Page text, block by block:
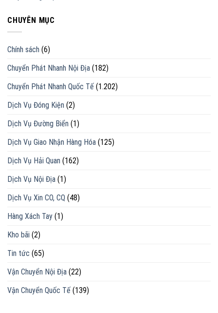
CHUYÊN MỤC
Chính sách (6)
Chuyển Phát Nhanh Nội Địa (182)
Chuyển Phát Nhanh Quốc Tế (1.202)
Dịch Vụ Đóng Kiện (2)
Dịch Vụ Đường Biển (1)
Dịch Vụ Giao Nhận Hàng Hóa (125)
Dịch Vụ Hải Quan (162)
Dịch Vụ Nội Địa (1)
Dịch Vụ Xin CO, CQ (48)
Hàng Xách Tay (1)
Kho bãi (2)
Tin tức (65)
Vận Chuyển Nội Địa (22)
Vận Chuyển Quốc Tế (139)